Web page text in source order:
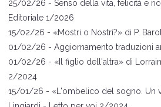
25/02/26 - Senso della vita, felicità e
Editoriale 1/2026
15/02/26 - «Mostri o Nostri?» di P.
01/02/26 - Aggiornamento traduzioni
01/02/26 - « Il figlio dell'altra» di
2/2024
15/01/26 - « 'ombelico del sogno. Un